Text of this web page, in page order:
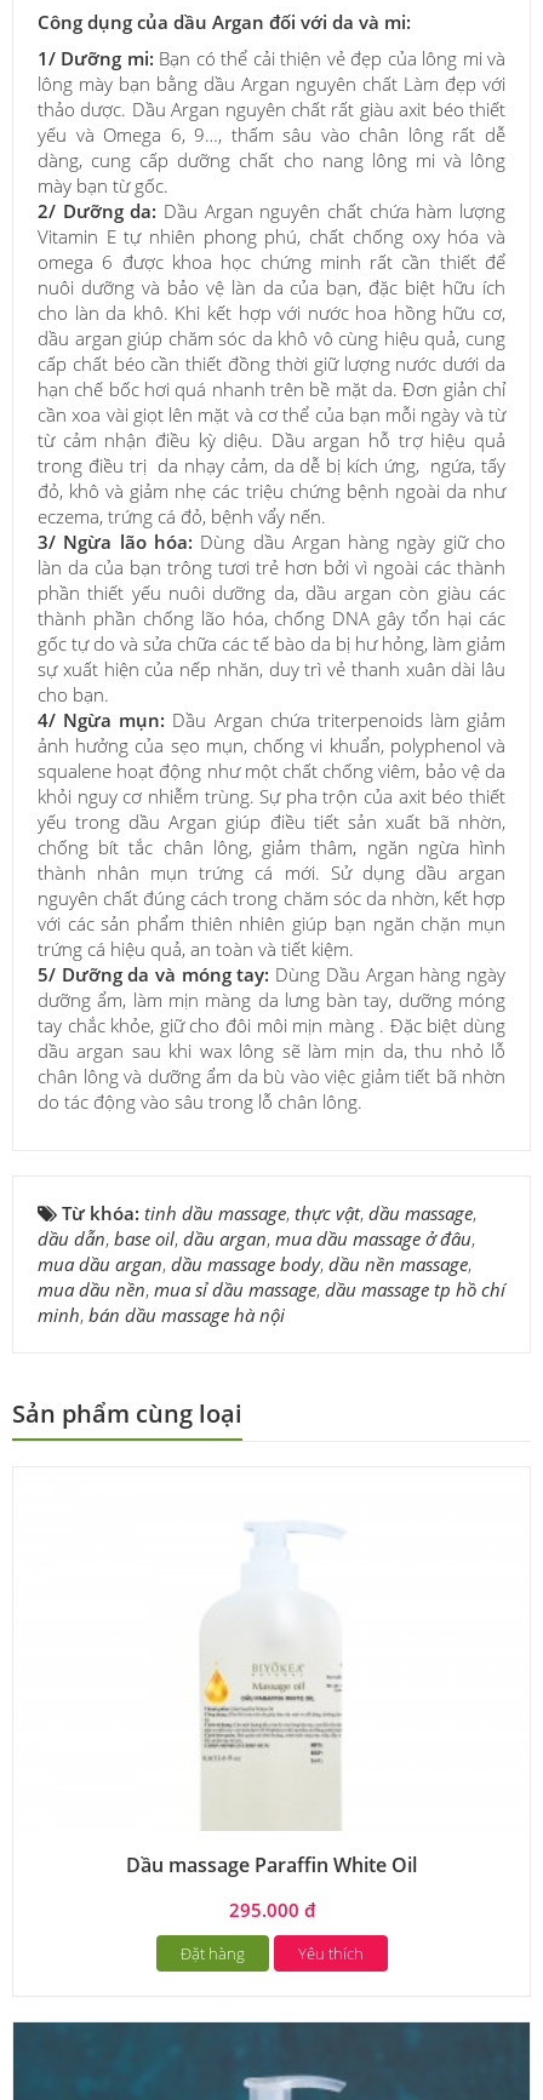
Công dụng của dầu Argan đối với da và mi:
1/ Dưỡng mi: Bạn có thể cải thiện vẻ đẹp của lông mi và
lông mày bạn bằng dầu Argan nguyên chất Làm đẹp với
thảo dược. Dầu Argan nguyên chất rất giàu axit béo thiết
yếu và Omega 6, 9…, thấm sâu vào chân lông rất dễ
dàng, cung cấp dưỡng chất cho nang lông mi và lông
mày bạn từ gốc.
2/ Dưỡng da: Dầu Argan nguyên chất chứa hàm lượng
Vitamin E tự nhiên phong phú, chất chống oxy hóa và
omega 6 được khoa học chứng minh rất cần thiết để
nuôi dưỡng và bảo vệ làn da của bạn, đặc biệt hữu ích
cho làn da khô. Khi kết hợp với nước hoa hồng hữu cơ,
dầu argan giúp chăm sóc da khô vô cùng hiệu quả, cung
cấp chất béo cần thiết đồng thời giữ lượng nước dưới da
hạn chế bốc hơi quá nhanh trên bề mặt da. Đơn giản chỉ
cần xoa vài giọt lên mặt và cơ thể của bạn mỗi ngày và từ
từ cảm nhận điều kỳ diệu. Dầu argan hỗ trợ hiệu quả
trong điều trị da nhạy cảm, da dễ bị kích ứng, ngứa, tấy
đỏ, khô và giảm nhẹ các triệu chứng bệnh ngoài da như
eczema, trứng cá đỏ, bệnh vẩy nến.
3/ Ngừa lão hóa: Dùng dầu Argan hàng ngày giữ cho
làn da của bạn trông tươi trẻ hơn bởi vì ngoài các thành
phần thiết yếu nuôi dưỡng da, dầu argan còn giàu các
thành phần chống lão hóa, chống DNA gây tổn hại các
gốc tự do và sửa chữa các tế bào da bị hư hỏng, làm giảm
sự xuất hiện của nếp nhăn, duy trì vẻ thanh xuân dài lâu
cho bạn.
4/ Ngừa mụn: Dầu Argan chứa triterpenoids làm giảm
ảnh hưởng của sẹo mụn, chống vi khuẩn, polyphenol và
squalene hoạt động như một chất chống viêm, bảo vệ da
khỏi nguy cơ nhiễm trùng. Sự pha trộn của axit béo thiết
yếu trong dầu Argan giúp điều tiết sản xuất bã nhờn,
chống bít tắc chân lông, giảm thâm, ngăn ngừa hình
thành nhân mụn trứng cá mới. Sử dụng dầu argan
nguyên chất đúng cách trong chăm sóc da nhờn, kết hợp
với các sản phẩm thiên nhiên giúp bạn ngăn chặn mụn
trứng cá hiệu quả, an toàn và tiết kiệm.
5/ Dưỡng da và móng tay: Dùng Dầu Argan hàng ngày
dưỡng ẩm, làm mịn màng da lưng bàn tay, dưỡng móng
tay chắc khỏe, giữ cho đôi môi mịn màng . Đặc biệt dùng
dầu argan sau khi wax lông sẽ làm mịn da, thu nhỏ lỗ
chân lông và dưỡng ẩm da bù vào việc giảm tiết bã nhờn
do tác động vào sâu trong lỗ chân lông.
Từ khóa: tinh dầu massage, thực vật, dầu massage,
dầu dẫn, base oil, dầu argan, mua dầu massage ở đâu,
mua dầu argan, dầu massage body, dầu nền massage,
mua dầu nền, mua sỉ dầu massage, dầu massage tp hồ chí
minh, bán dầu massage hà nội
Sản phẩm cùng loại
Dầu massage Paraffin White Oil
295.000 đ
Đặt hàng Yêu thích